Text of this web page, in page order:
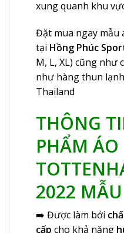
xung quanh khu
Đặt mua ngay mẫu
tại Hồng Phúc
M, L, XL) cũng như
như hàng thun
Thailand
THÔNG
PHẨM ÁO
2022
➡️ Được làm bởi
cấp cho khả năng